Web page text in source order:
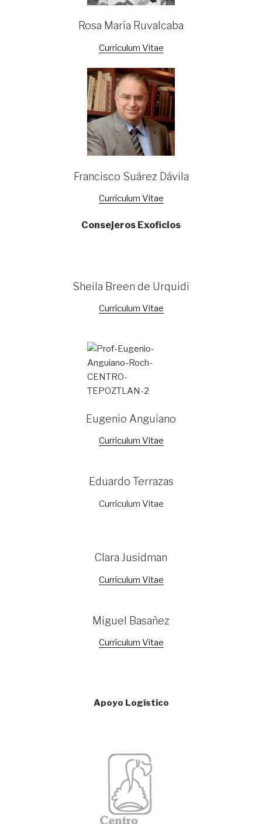
Rosa María Ruvalcaba
Currículum Vitae
Francisco Suárez Dávila
Currículum Vitae
Consejeros Exoficios
Sheila Breen de Urquidi
Currículum Vitae
Eugenio Anguiano
Currículum Vitae
Eduardo Terrazas
Currículum Vitae
Clara Jusidman
Currículum Vitae
Miguel Basañez
Currículum Vitae
Apoyo Logístico